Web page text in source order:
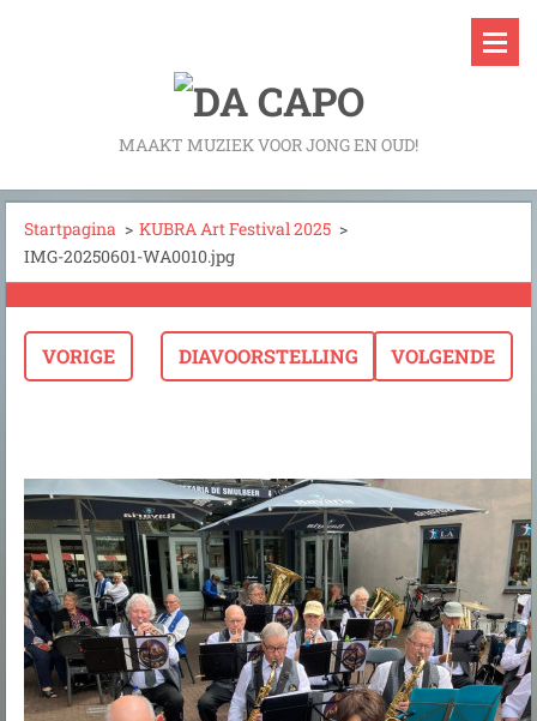
MAAKT MUZIEK VOOR JONG EN OUD!
Startpagina > KUBRA Art Festival 2025 >
IMG-20250601-WA0010.jpg
VORIGE DIAVOORSTELLING VOLGENDE